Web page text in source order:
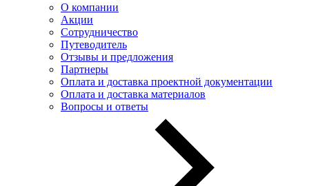
О компании
Акции
Сотрудничество
Путеводитель
Отзывы и предложения
Партнеры
Оплата и доставка проектной документации
Оплата и доставка материалов
Вопросы и ответы